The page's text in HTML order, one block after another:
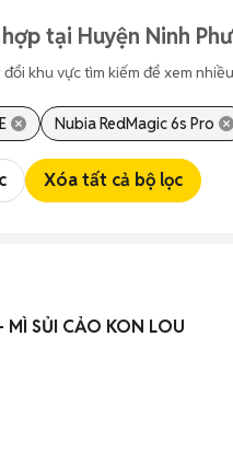
tại Huyện Ninh
khu vực tìm kiếm để xem
Nubia RedMagic 6s Pro
Xóa tất cả bộ lọc
SỦI CẢO KON LOU